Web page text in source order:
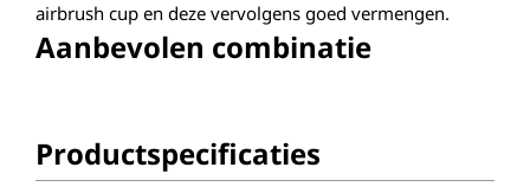
airbrush cup en deze vervolgens goed vermengen.
Aanbevolen combinatie
Productspecificaties